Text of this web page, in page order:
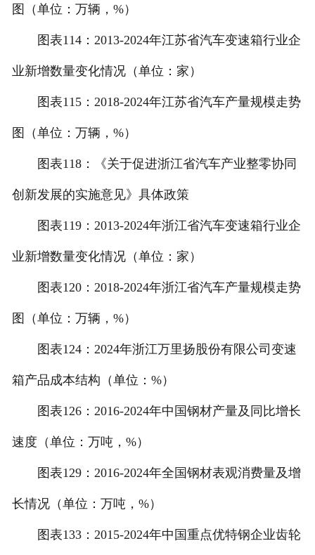
图（单位：万辆，%）
图表114：2013-2024年江苏省汽车变速箱行业企
业新增数量变化情况（单位：家）
图表115：2018-2024年江苏省汽车产量规模走势
图（单位：万辆，%）
图表118：《关于促进浙江省汽车产业整零协同
创新发展的实施意见》具体政策
图表119：2013-2024年浙江省汽车变速箱行业企
业新增数量变化情况（单位：家）
图表120：2018-2024年浙江省汽车产量规模走势
图（单位：万辆，%）
图表124：2024年浙江万里扬股份有限公司变速
箱产品成本结构（单位：%）
图表126：2016-2024年中国钢材产量及同比增长
速度（单位：万吨，%）
图表129：2016-2024年全国钢材表观消费量及增
长情况（单位：万吨，%）
图表133：2015-2024年中国重点优特钢企业齿轮